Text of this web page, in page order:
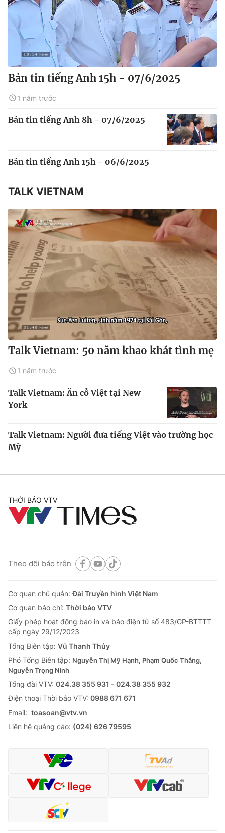
Bản tin tiếng Anh 15h - 07/6/2025
1 năm trước
Bản tin tiếng Anh 8h - 07/6/2025
Bản tin tiếng Anh 15h - 06/6/2025
TALK VIETNAM
Talk Vietnam: 50 năm khao khát tình mẹ
1 năm trước
Talk Vietnam: Ăn cỗ Việt tại New
York
Talk Vietnam: Người đưa tiếng Việt vào trường học
Mỹ
THỜI BÁO VTV
Theo dõi báo trên
Cơ quan chủ quản:Đài Truyền hình Việt Nam
Cơ quan báo chí: Thời báo VTV
Giấy phép hoạt động báo in và báo điện tử số 483/GP-BTTTT
cấp ngày 29/12/2023
Tổng Biên tập: Vũ Thanh Thủy
Phó Tổng Biên tập: Nguyễn Thị Mỹ Hạnh, Phạm Quốc Thắng,
Nguyễn Trọng Ninh
Tổng đài VTV: 024.38 355 931 - 024.38 355 932
Ðiện thoại Thời báo VTV: 0988 671 671
Email: toasoan@vtv.vn
Liên hệ quảng cáo: (024) 626 79595